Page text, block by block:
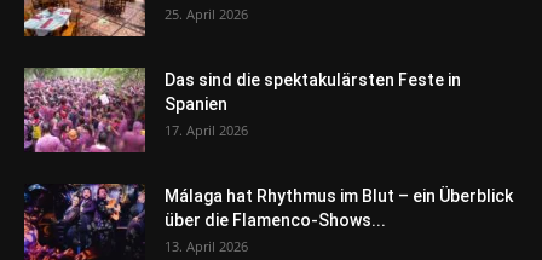
25. April 2026
Das sind die spektakulärsten Feste in
Spanien
17. April 2026
Málaga hat Rhythmus im Blut – ein Überblick
über die Flamenco-Shows...
13. April 2026